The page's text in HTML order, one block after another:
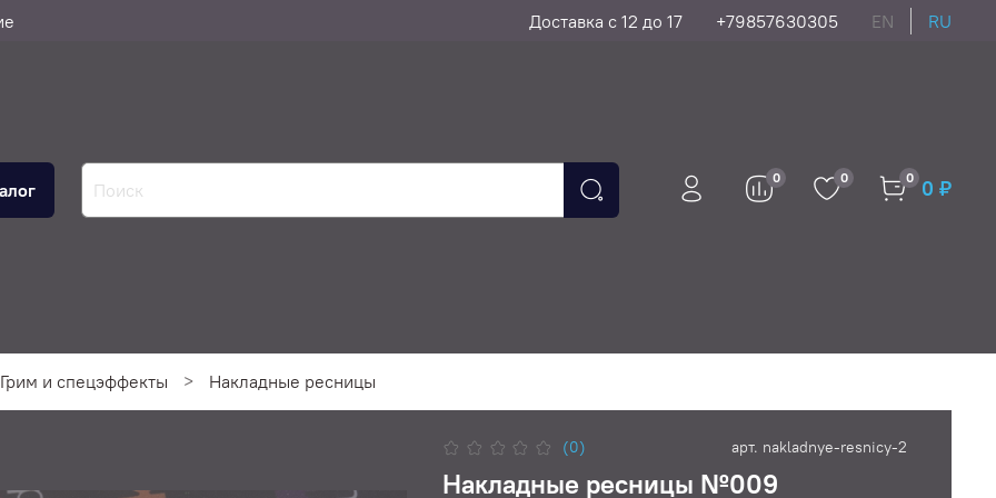
Доставка с 12 до 17 +79857630305 EN RU
0 0 0 0 ₽
Грим и спецэффекты Накладные ресницы
(0) арт. nakladnye-resnicy-2
Накладные ресницы №009